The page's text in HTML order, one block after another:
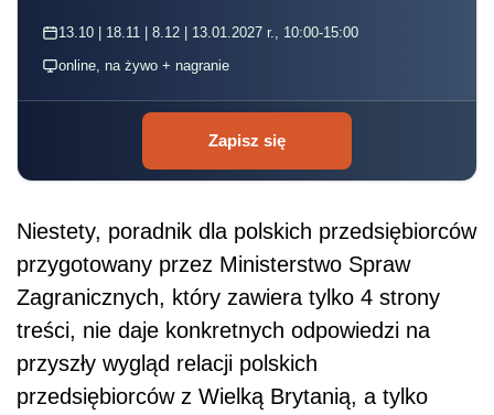
13.10 | 18.11 | 8.12 | 13.01.2027 r., 10:00-15:00
online, na żywo + nagranie
Zapisz się
Niestety, poradnik dla polskich przedsiębiorców
przygotowany przez Ministerstwo Spraw
Zagranicznych, który zawiera tylko 4 strony
treści, nie daje konkretnych odpowiedzi na
przyszły wygląd relacji polskich
przedsiębiorców z Wielką Brytanią, a tylko